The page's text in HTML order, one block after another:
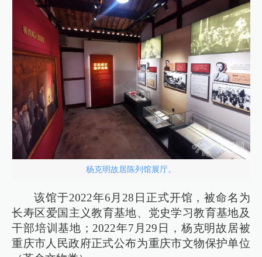
杨克明故居陈列馆展厅。
该馆于2022年6月28日正式开馆，被命名为
长寿区‌爱国主义教育基地‌、党史学习教育基地及
干部培训基地；2022年7月29日，杨克明故居被
重庆市人民政府正式公布为‌重庆市文物保护单位